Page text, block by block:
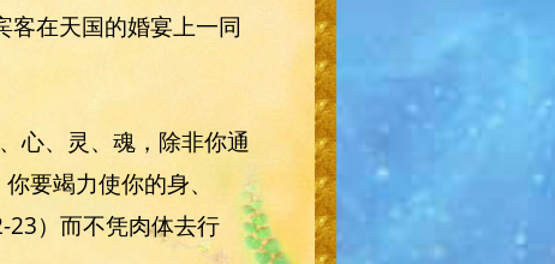
客在天国的婚宴上一同
心、灵、魂，除非你通
要竭力使你的身、
23）而不凭肉体去行